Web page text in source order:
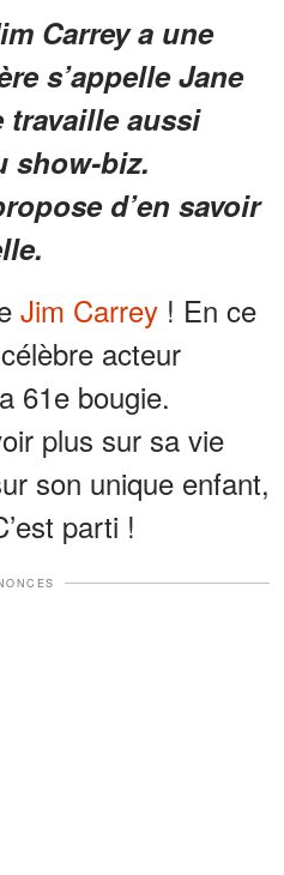
Carrey a une
s’appelle Jane
travaille aussi
show-biz.
d’en savoir
Jim Carrey ! En ce
acteur
61e bougie.
plus sur sa vie
son unique enfant,
parti !